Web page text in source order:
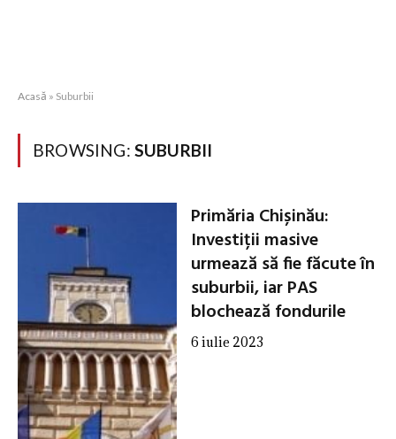
Acasă » Suburbii
BROWSING: SUBURBII
Primăria Chișinău:
Investiții masive
urmează să fie făcute în
suburbii, iar PAS
blochează fondurile
6 iulie 2023